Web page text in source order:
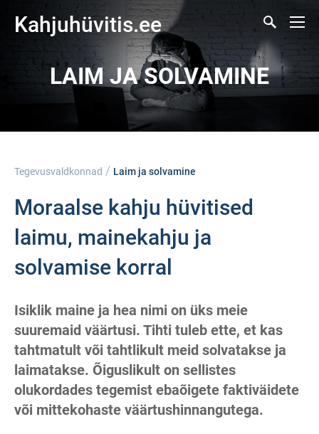
Kahjuhüvitis.ee
LAIM JA SOLVAMINE
Tegevusvaldkonnad / Laim ja solvamine
Moraalse kahju hüvitised
laimu, mainekahju ja
solvamise korral
Isiklik maine ja hea nimi on üks meie
suuremaid väärtusi. Tihti tuleb ette, et kas
tahtmatult või tahtlikult meid solvatakse ja
laimatakse. Õiguslikult on sellistes
olukordades tegemist ebaõigete faktiväidete
või mittekohaste väärtushinnangutega.